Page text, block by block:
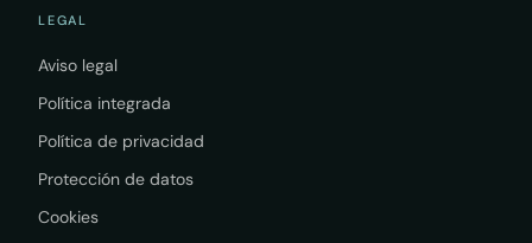
LEGAL
Aviso legal
Política integrada
Política de privacidad
Protección de datos
Cookies